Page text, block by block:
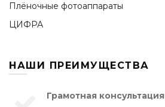
Плёночные фотоаппараты
ЦИФРА
НАШИ ПРЕИМУЩЕСТВА
Грамотная консультация